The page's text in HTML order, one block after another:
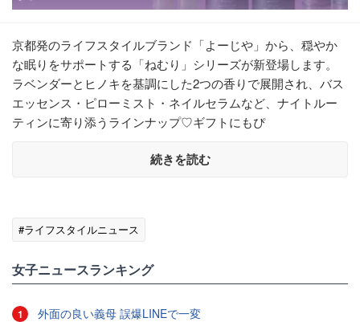
京都発のライフスタイルブランド「よーじや」から、穏やか
な眠りをサポートする「ねむり」シリーズが新登場します。
ラベンダーとヒノキを基調にした2つの香りで展開され、バス
エッセンス・ピローミスト・ネイルセラムなど、ナイトルー
ティンに寄り添うラインナップ♡ギフトにもぴ
続きを読む
#ライフスタイルニュース
女子ニュースランキング
1 外面の良い義母 誤爆LINEで一変